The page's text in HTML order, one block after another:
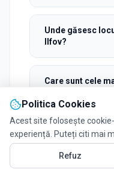
Unde găsesc
Ilfov?
Care sunt cele
Ce școli
în Ilfov?
Găsesc școli cu
Politica Cookies
Acest site folosește
experiență. Puteți citi mai
Refuz